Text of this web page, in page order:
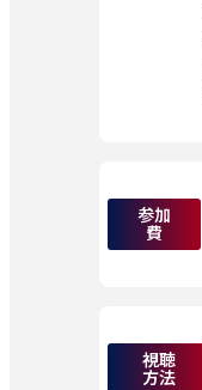
参加
費
視聴
方法